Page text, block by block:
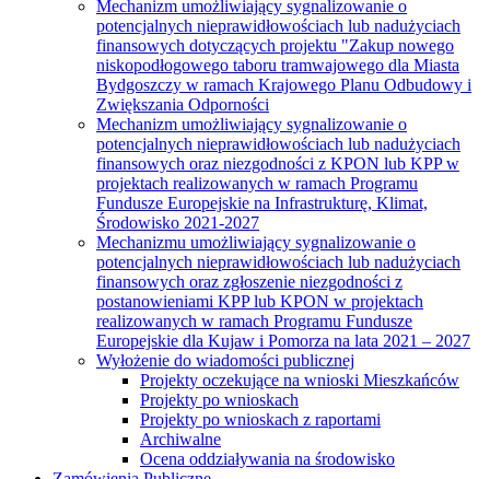
Mechanizm umożliwiający sygnalizowanie o
potencjalnych nieprawidłowościach lub nadużyciach
finansowych dotyczących projektu "Zakup nowego
niskopodłogowego taboru tramwajowego dla Miasta
Bydgoszczy w ramach Krajowego Planu Odbudowy i
Zwiększania Odporności
Mechanizm umożliwiający sygnalizowanie o
potencjalnych nieprawidłowościach lub nadużyciach
finansowych oraz niezgodności z KPON lub KPP w
projektach realizowanych w ramach Programu
Fundusze Europejskie na Infrastrukturę, Klimat,
Środowisko 2021-2027
Mechanizmu umożliwiający sygnalizowanie o
potencjalnych nieprawidłowościach lub nadużyciach
finansowych oraz zgłoszenie niezgodności z
postanowieniami KPP lub KPON w projektach
realizowanych w ramach Programu Fundusze
Europejskie dla Kujaw i Pomorza na lata 2021 – 2027
Wyłożenie do wiadomości publicznej
Projekty oczekujące na wnioski Mieszkańców
Projekty po wnioskach
Projekty po wnioskach z raportami
Archiwalne
Ocena oddziaływania na środowisko